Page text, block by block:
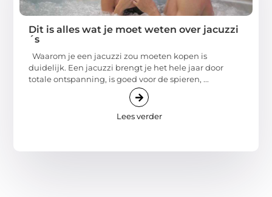
Dit is alles wat je moet weten over jacuzzi
´s
Waarom je een jacuzzi zou moeten kopen is
duidelijk. Een jacuzzi brengt je het hele jaar door
totale ontspanning, is goed voor de spieren, ...
Lees verder